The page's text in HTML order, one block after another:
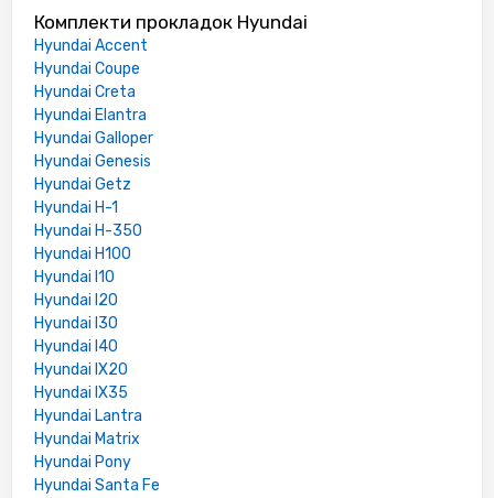
Комплекти прокладок Hyundai
Hyundai Accent
Hyundai Coupe
Hyundai Creta
Hyundai Elantra
Hyundai Galloper
Hyundai Genesis
Hyundai Getz
Hyundai H-1
Hyundai H-350
Hyundai H100
Hyundai I10
Hyundai I20
Hyundai I30
Hyundai I40
Hyundai IX20
Hyundai IX35
Hyundai Lantra
Hyundai Matrix
Hyundai Pony
Hyundai Santa Fe